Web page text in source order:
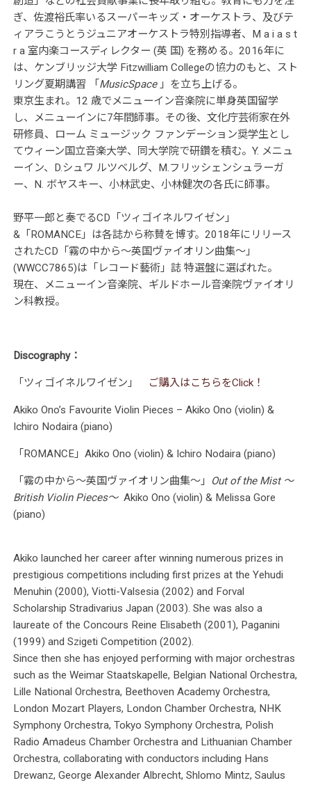
ぎ、佐渡裕氏率いるスーパーキッズ・オーケストラ、及びテ
ィアラこうとうジュニアオーケストラ特別指導者、M a i a s t
r a 室内楽コースディレクター (英 国) を務める。 2016年に
は、ケンブリッジ大学 Fitzwilliam Collegeの協力のもと、スト
リング夏期講習 「 MusicSpace 」を立ち上げる。
東京生まれ。12 歳でメニューイン音楽院に単身英国留学
し、メニューインに7年間師事。その後、文化庁芸術家在外
研修員、ローム ミュージック ファンデーション奨学生とし
てウィーン国立音楽大学、同大学院で研鑽を積む。Y. メニュ
ーイン、D.シュワ ルツベルグ、M.フリッシェンシュラーガ
ー、N. ボヤスキー、小林武史、小林健次の各氏に師事。
野平一郎と奏でるCD「ツィゴイネルワイゼン」
&「ROMANCE」は各誌から称賛を博す。2018年にリリース
されたCD「霧の中から〜英国ヴァイオリン曲集〜」
(WWCC7865)は「レコード藝術」誌 特選盤に選ばれた。
現在、メニューイン音楽院、ギルドホール音楽院ヴァイオリ
ン科教授。
Discography：
「ツィゴイネルワイゼン」 ご購入はこちらをClick！
Akiko Ono’s Favourite Violin Pieces – Akiko Ono (violin) &
Ichiro Nodaira (piano)
「ROMANCE」Akiko Ono (violin) & Ichiro Nodaira (piano)
「霧の中から〜英国ヴァイオリン曲集〜」
Out of the Mist 〜
British Violin Pieces〜 Akiko Ono (violin) & Melissa Gore
(piano)
Akiko launched her career after winning numerous prizes in
prestigious competitions including first prizes at the Yehudi
Menuhin (2000), Viotti-Valsesia (2002) and Forval
Scholarship Stradivarius Japan (2003). She was also a
laureate of the Concours Reine Elisabeth (2001), Paganini
(1999) and Szigeti Competition (2002).
Since then she has enjoyed performing with major orchestras
such as the Weimar Staatskapelle, Belgian National Orchestra,
Lille National Orchestra, Beethoven Academy Orchestra,
London Mozart Players, London Chamber Orchestra, NHK
Symphony Orchestra, Tokyo Symphony Orchestra, Polish
Radio Amadeus Chamber Orchestra and Lithuanian Chamber
Orchestra, collaborating with conductors including Hans
Drewanz, George Alexander Albrecht, Shlomo Mintz, Saulus